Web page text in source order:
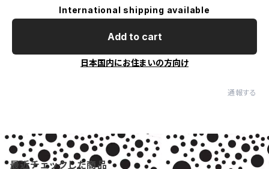
International shipping available
Add to cart
日本国内にお住まいの方向け
通報する
最近チェックした商品